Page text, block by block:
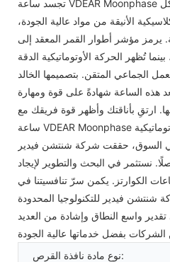
تجسد ساعة VDEAR Moonphase الأوتوماتيكية قوة الفريق في كل
الأنيقة من مواد عالية الجودة،
يرمز مؤشر أطوار القمر المعقد إلى
تُظهر الحركة الأوتوماتيكية الدقة
الجماعي المتقن. بتصميمها الخالد
هذه الساعة شهادةً على قوة ومهارة
ارتقِ بأناقتك وأظهر قوة فريقك مع
السوق، حققت شركة شنتشن فيدير
نستثمر في البحث والتطوير لإيجاد
الكوارتز. يكمن سرّ تنافسيتنا في
شنتشن فيدير للتكنولوجيا المحدودة
واسع النطاق وإشادة من العديد
نوع مادة نافذة القرص: